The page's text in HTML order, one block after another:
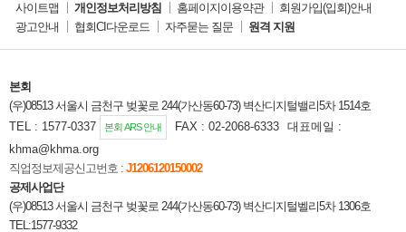
사이트맵 개인정보처리방침 홈페이지이용약관
회원가입(입회)안내
광고안내
협회CI다운로드 자주묻는 질문 원격 지원
본회
(우)08513 서울시 금천구 벚꽃로 244(가산동60-73) 벽산디지털밸리5차 1514호
TEL : 1577-0337
본회 ARS 안내 FAX : 02-2068-6333
대표메일 :
khma@khma.org
직업정보제공신고번호 : J1206120150002
공제사업단
(우)08513 서울시 금천구 벚꽃로 244(가산동60-73) 벽산디지털벨리5차 1306호
TEL:1577-9332